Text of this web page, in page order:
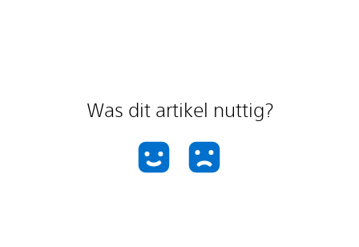
Was dit artikel nuttig?